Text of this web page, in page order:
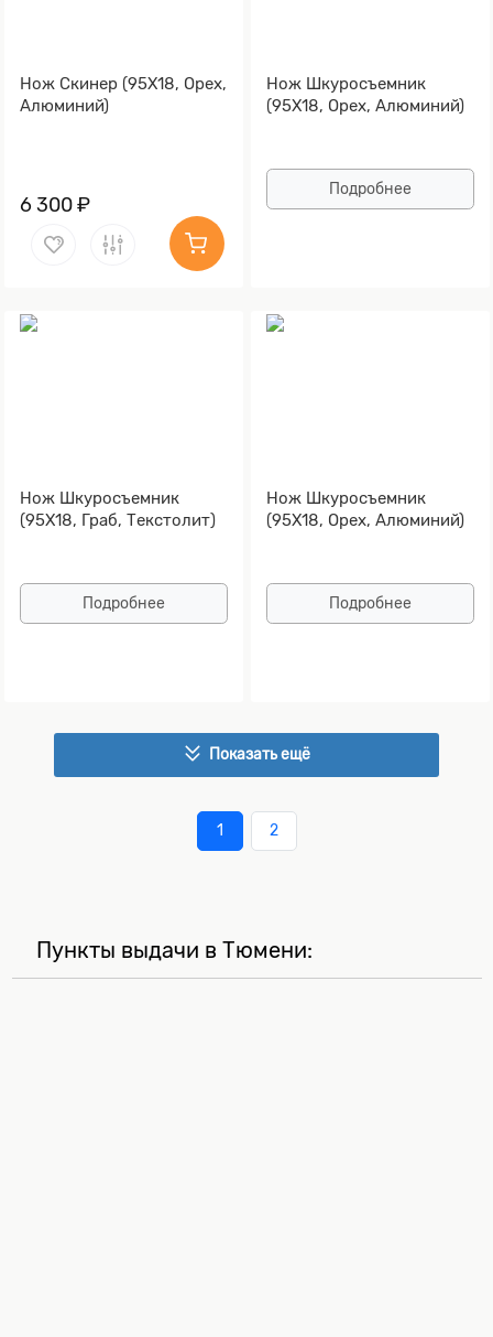
Нож Скинер (95Х18, Орех,
Алюминий)
6 300 ₽
Нож Шкуросъемник
(95Х18, Орех, Алюминий)
Подробнее
Нож Шкуросъемник
(95Х18, Граб, Текстолит)
Подробнее
Нож Шкуросъемник
(95Х18, Орех, Алюминий)
Подробнее
Показать ещё
1 2
Пункты выдачи в Тюмени: